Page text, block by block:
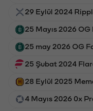
29 Eylül 2024
25 Mayıs 2026 OG
25 may 2026 OG
25 Şubat 2024
28 Eylül 2025
4 Mayıs 2026 0x